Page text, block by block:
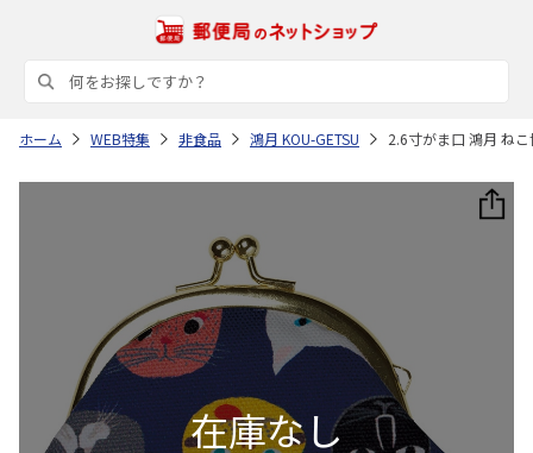
ホーム WEB特集 非食品 鴻月 KOU-GETSU 2.6寸がま口 鴻月 ね